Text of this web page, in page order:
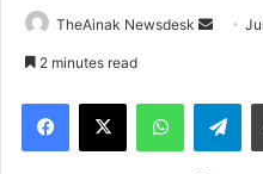
TheAinak Newsdesk
a
2 minutes read
Telegram